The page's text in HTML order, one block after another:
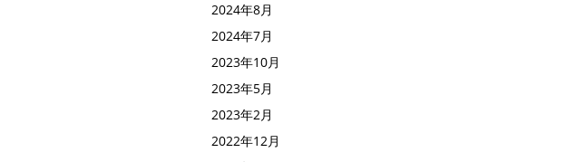
2024年8月
2024年7月
2023年10月
2023年5月
2023年2月
2022年12月